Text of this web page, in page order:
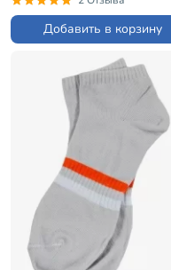
Добавить в корзину